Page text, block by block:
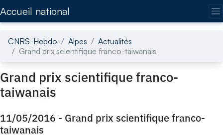
Accueil national
CNRS-Hebdo Alpes
Actualités
Grand prix scientifique franco-taiwanais
Grand prix scientifique franco-
taiwanais
11/05/2016 - Grand prix scientifique franco-
taiwanais